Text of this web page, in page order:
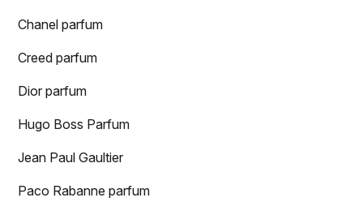
Chanel parfum
Creed parfum
Dior parfum
Hugo Boss Parfum
Jean Paul Gaultier
Paco Rabanne parfum